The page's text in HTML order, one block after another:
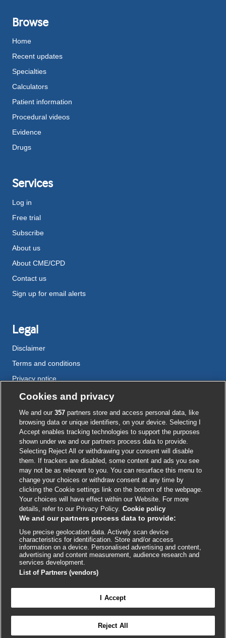
Browse
Home
Recent updates
Specialties
Calculators
Patient information
Procedural videos
Evidence
Drugs
Services
Log in
Free trial
Subscribe
About us
About CME/CPD
Contact us
Sign up for email alerts
Legal
Disclaimer
Terms and conditions
Privacy notice
Cookie policy
Accessibility
External
link
opens
in
a
new
window
External
link
opens
in
a
new
window
External
link
opens
in
a
new
window
External
link
opens
in
a
new
window
External
link
opens
in
a
new
window
© BMJ Publishing Group 2026
ISSN 2515-9615

Cookies and privacy
We and our357 partners store and access personal data, like
browsing data or unique identifiers, on your device. Selecting I
Accept enables tracking technologies to support the purposes
shown under we and our partners process data to provide.
Selecting Reject All or withdrawing your consent will disable
them. If trackers are disabled, some content and ads you see
may not be as relevant to you. You can resurface this menu to
change your choices or withdraw consent at any time by
clicking the Cookie settings link on the bottom of the webpage.
Your choices will have effect within our Website. For more
details, refer to our Privacy Policy. Cookie policy
We and our partners process data to provide:
Use precise geolocation data. Actively scan device
characteristics for identification. Store and/or access
information on a device. Personalised advertising and content,
advertising and content measurement, audience research and
services development.
List of Partners (vendors)
I Accept
Reject All